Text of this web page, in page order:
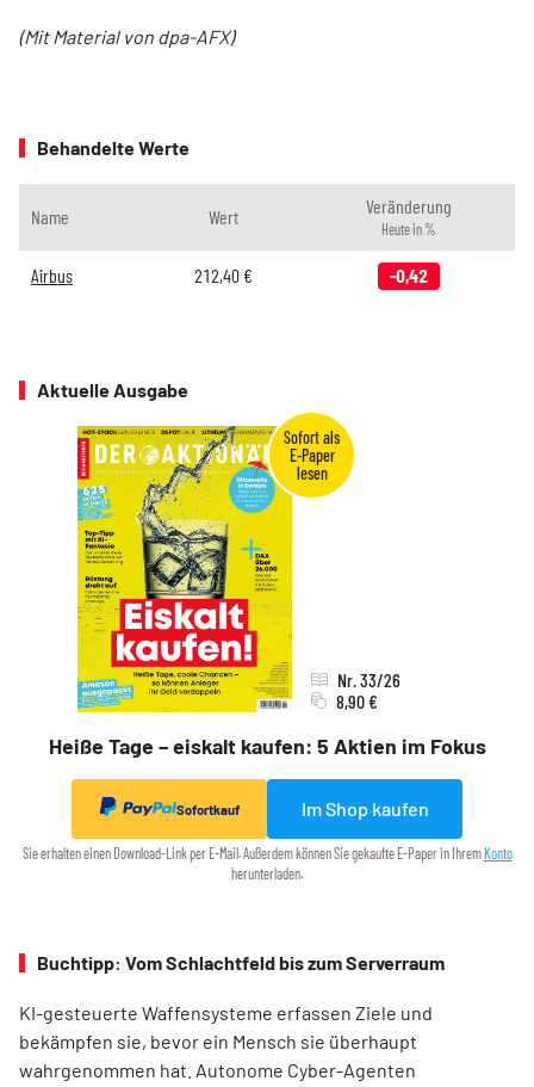
(Mit Material von dpa-AFX)
Behandelte Werte
Name Wert Veränderung
Heute in %
Airbus 212,40 € -0,42
Aktuelle Ausgabe
Heiße Tage – eiskalt kaufen: 5 Aktien im Fokus
Nr. 33/26
8,90 €
Sofortkauf Im Shop kaufen
Sie erhalten einen Download-Link per E-Mail. Außerdem können Sie gekaufte E-Paper in Ihrem Konto
herunterladen.
Buchtipp: Vom Schlachtfeld bis zum Serverraum
KI-gesteuerte Waffensysteme erfassen Ziele und
bekämpfen sie, bevor ein Mensch sie überhaupt
wahrgenommen hat. Autonome Cyber-Agenten